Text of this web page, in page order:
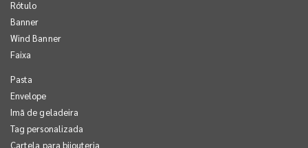
Rótulo
Banner
Wind Banner
Faixa
Pasta
Envelope
Imã de geladeira
Tag personalizada
Cartela para bijouteria